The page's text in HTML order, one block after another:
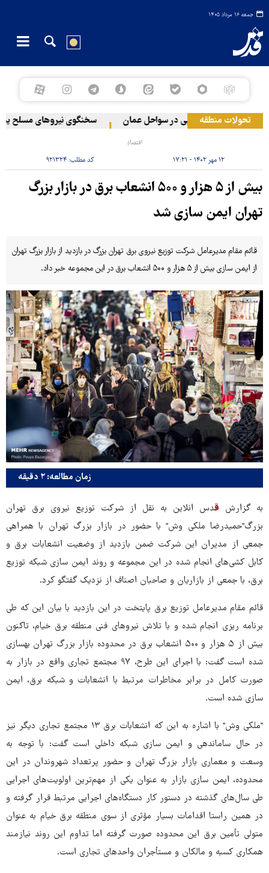
جمعه ۱۶ مرداد ۱۴۰۵
تحولات منطقه
وقوع حادثه دریایی در سواحل عمان سخنگوی نیروهای مسلح یمن:
اقتصاد
۱۲ مهر ۱۴۰۲ - ۱۷:۲۱ کد مطلب: ۹۲۱۳۲۴
بیش از ۵ هزار و ۵۰۰ انشعاب برق در بازار بزرگ
تهران ایمن سازی شد
قائم مقام مدیرعامل شرکت توزیع نیروی برق تهران بزرگ در بازدید از بازار بزرگ تهران
از ایمن سازی بیش از ۵ هزار و ۵۰۰ انشعاب برق در این مجموعه خبر داد.
زمان مطالعه: ۲ دقیقه
به گزارش قدس انلاین به نقل از شرکت توزیع نیروی برق تهران
بزرگ"حمیدرضا ملکی وش" با حضور در بازار بزرگ تهران با همراهی
جمعی از مدیران این شرکت ضمن بازدید از وضعیت انشعابات برق و
کابل کشی‌های انجام شده در این مجموعه و روند ایمن سازی شبکه توزیع
برق، با جمعی از بازاریان و صاحبان اصناف از نزدیک گفتگو کرد.
قائم مقام مدیرعامل توزیع برق پایتخت در این بازدید با بیان این که طی
برنامه ریزی انجام شده و با تلاش نیروهای فنی منطقه برق خیام، تاکنون
بیش از ۵ هزار و ۵۰۰ انشعاب برق در محدوده بازار بزرگ تهران بهسازی
شده است گفت: با اجرای این طرح، ۹۷ مجتمع تجاری واقع در بازار به
صورت کامل در برابر مخاطرات مرتبط با انشعابات و شبکه برق، ایمن
سازی شده است.
"ملکی وش" با اشاره به این که انشعابات برق ۱۳ مجتمع تجاری دیگر نیز
در حال ساماندهی و ایمن سازی شبکه داخلی است گفت: با توجه به
وسعت و معماری بازار بزرگ تهران و حضور پرتعداد شهروندان در این
محدوده، ایمن سازی بازار به عنوان یکی از مهم‌ترین اولویت‌های اجرایی
طی سال‌های گذشته در دستور کار دستگاه‌های اجرایی مرتبط قرار گرفته و
در همین راستا اقدامات بسیار مؤثری از سوی منطقه برق خیام به عنوان
متولی تأمین برق این محدوده صورت گرفته اما تداوم این روند نیازمند
همکاری کسبه و مالکان و مستأجران واحدهای تجاری است.